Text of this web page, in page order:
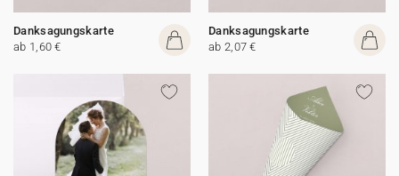
Danksagungskarte
ab 1,60 €
Danksagungskarte
ab 2,07 €